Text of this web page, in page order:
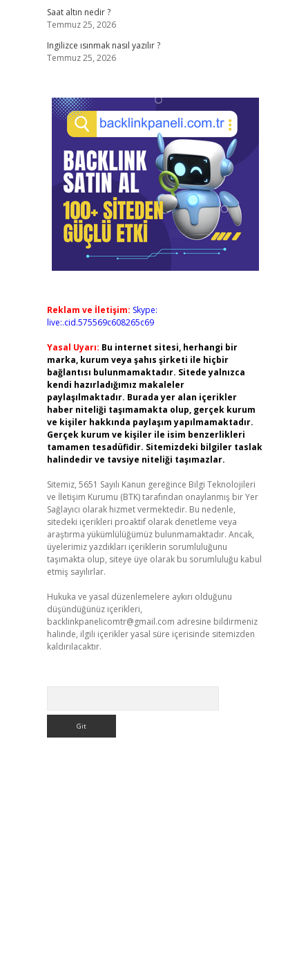
Saat altın nedir ?
Temmuz 25, 2026
Ingilizce ısınmak nasıl yazılır ?
Temmuz 25, 2026
Reklam ve İletişim: Skype:
live:.cid.575569c608265c69
Yasal Uyarı: Bu internet sitesi, herhangi bir
marka, kurum veya şahıs şirketi ile hiçbir
bağlantısı bulunmamaktadır. Sitede yalnızca
kendi hazırladığımız makaleler
paylaşılmaktadır. Burada yer alan içerikler
haber niteliği taşımamakta olup, gerçek kurum
ve kişiler hakkında paylaşım yapılmamaktadır.
Gerçek kurum ve kişiler ile isim benzerlikleri
tamamen tesadüfidir. Sitemizdeki bilgiler taslak
halindedir ve tavsiye niteliği taşımazlar.
Sitemiz, 5651 Sayılı Kanun gereğince Bilgi Teknolojileri
ve İletişim Kurumu (BTK) tarafından onaylanmış bir Yer
Sağlayıcı olarak hizmet vermektedir. Bu nedenle,
sitedeki içerikleri proaktif olarak denetleme veya
araştırma yükümlülüğümüz bulunmamaktadır. Ancak,
üyelerimiz yazdıkları içeriklerin sorumluluğunu
taşımakta olup, siteye üye olarak bu sorumluluğu kabul
etmiş sayılırlar.
Hukuka ve yasal düzenlemelere aykırı olduğunu
düşündüğünüz içerikleri,
backlinkpanelicomtr@gmail.com adresine bildirmeniz
halinde, ilgili içerikler yasal süre içerisinde sitemizden
kaldırılacaktır.